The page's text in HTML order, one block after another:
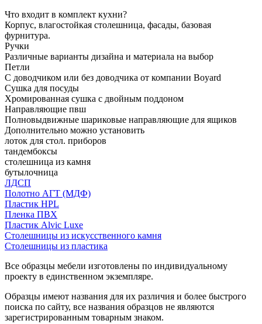
Что входит в комплект кухни?
Корпус, влагостойкая столешница, фасады, базовая
фурнитура.
Ручки
Различные варианты дизайна и материала на выбор
Петли
С доводчиком или без доводчика от компании Boyard
Сушка для посуды
Хромированная сушка с двойным поддоном
Направляющие пвш
Полновыдвижные шариковые направляющие для ящиков
Дополнительно можно установить
лоток для стол. приборов
тандембоксы
столешница из камня
бутылочница
ЛДСП
Полотно АГТ (МДФ)
Пластик HPL
Пленка ПВХ
Пластик Alvic Luxe
Столешницы из искусственного камня
Столешницы из пластика
Все образцы мебели изготовлены по индивидуальному
проекту в единственном экземпляре.
Образцы имеют названия для их различия и более быстрого
поиска по сайту, все названия образцов не являются
зарегистрированным товарным знаком.